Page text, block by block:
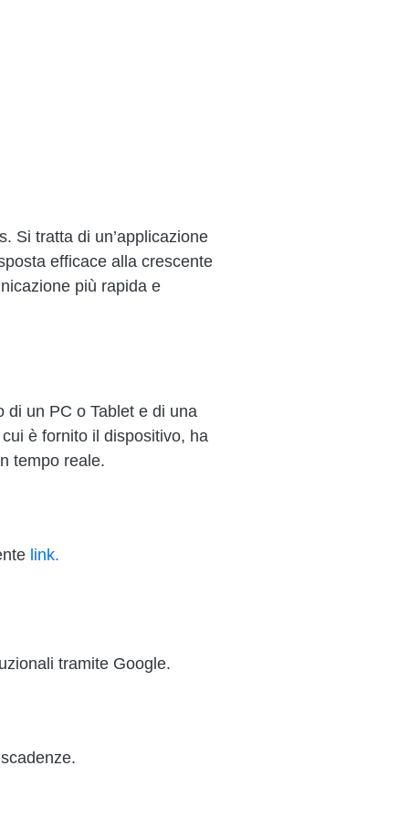
Si tratta di un’applicazione
efficace alla crescente
più rapida e
di un PC o Tablet e di una
è fornito il dispositivo, ha
tempo reale.
link.
tramite Google.